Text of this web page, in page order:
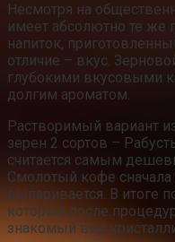
Несмотря на
имеет абсолютно те же
напиток,
отличие – вкус.
глубокими вкусовыми
долгим ароматом.
Растворимый вариант
зерен 2 сортов –
считается самым
Смолотый кофе сначала
выпаривается. В итоге
который после
знакомый вид